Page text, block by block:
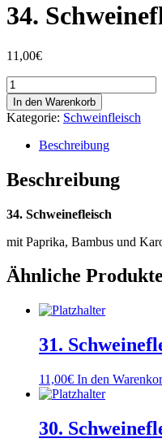
34.
11,00€
34.
Schweinefleisch
Menge
In den Warenkorb
Kategorie: Schweinfleisch
Beschreibung
Beschreibung
34. Schweinefleisch
mit Paprika, Bambus und
Ähnliche Produkte
31.
11,00€ In den
30.